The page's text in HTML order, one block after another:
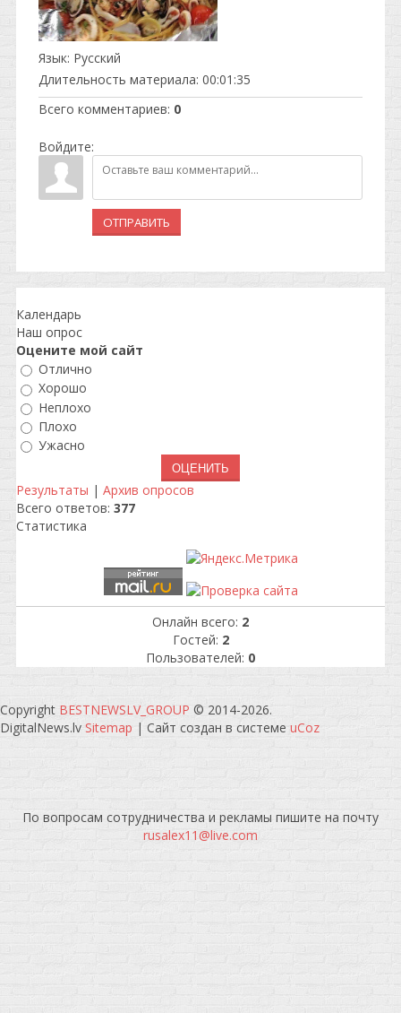
Язык: Русский
Длительность материала: 00:01:35
Всего комментариев: 0
Войдите:
ОТПРАВИТЬ
Календарь
Наш опрос
Оцените мой сайт
Отлично
Хорошо
Неплохо
Плохо
Ужасно
Результаты | Архив опросов
Всего ответов: 377
Статистика
Онлайн всего: 2
Гостей: 2
Пользователей: 0
Copyright BESTNEWSLV_GROUP © 2014-2026.
DigitalNews.lv Sitemap | Сайт создан в системе uCoz
По вопросам сотрудничества и рекламы пишите на почту
rusalex11@live.com